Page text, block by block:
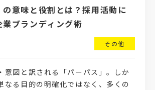
の意味と役割とは？採用活動に
ブランディング術
その他
意図と訳される「パーパス」。しか
なる目的の明確化ではなく、多くの